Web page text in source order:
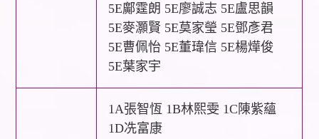
5E鄺霆朗 5E廖誠志 5E盧思韻
5E麥灝賢 5E莫家瑩 5E鄧彥君
5E曹佩怡 5E董瑋信 5E楊燁俊
5E葉家宇
1A張智恆 1B林熙雯 1C陳紫蘊
1D冼富康